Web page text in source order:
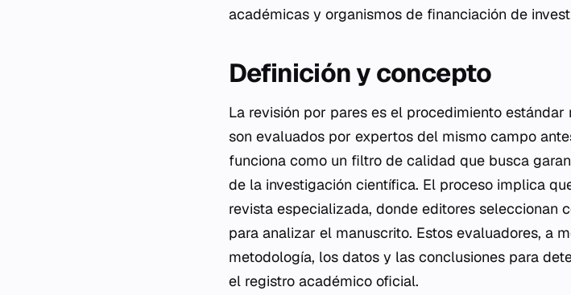
académicas y organismos de financiación de
Definición y concepto
La revisión por pares es el procedimiento
son evaluados por expertos del mismo campo
funciona como un filtro de calidad que busca
de la investigación científica. El proceso implica
revista especializada, donde editores seleccionan
para analizar el manuscrito. Estos evaluadores, a
metodología, los datos y las conclusiones para
el registro académico oficial.